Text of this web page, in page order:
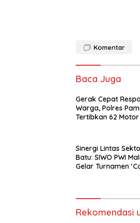
Komentar
Baca Juga
Gerak Cepat
Warga, Polres
Tertibkan 62 Motor
Sinergi Lintas
Batu: SIWO PWI
Gelar Turnamen
Rekomendasi